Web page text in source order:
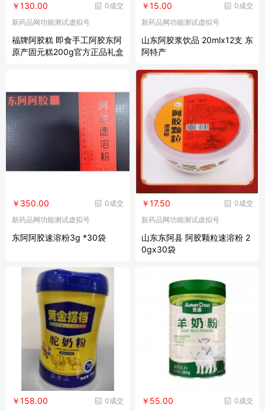
0成交
￥130.00
新药品网功能测试虚拟号
福牌阿胶糕 即食手工阿胶东阿
原产固元糕200g官方正品礼盒
0成交
￥15.00
新药品网功能测试虚拟号
山东阿胶浆饮品 20mlx12支 东
阿特产
0成交
￥350.00
新药品网功能测试虚拟号
东阿阿胶速溶粉3g *30袋
0成交
￥17.50
新药品网功能测试虚拟号
山东东阿县 阿胶颗粒速溶粉 2
0gx30袋
0成交
￥158.00 0成交
￥55.00